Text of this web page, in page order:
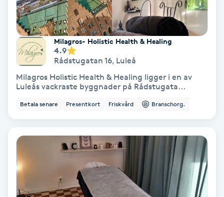
Navelpiercing
NBE-massage
Ny frisyr
Olaplex
Olaplexbehandling
Ombre
Ombre brows
Milagros- Holistic Health & Healing
4.9
Rådstugatan 16, Luleå
Milagros Holistic Health & Healing ligger i en av
Luleås vackraste byggnader på Rådstugata...
Betala senare Presentkort Friskvård Branschorg.